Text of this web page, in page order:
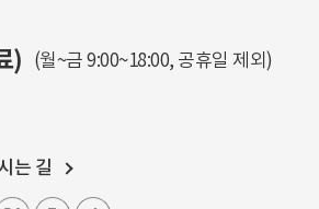
) (월~금 9:00~18:00, 공휴일 제외)
는 길